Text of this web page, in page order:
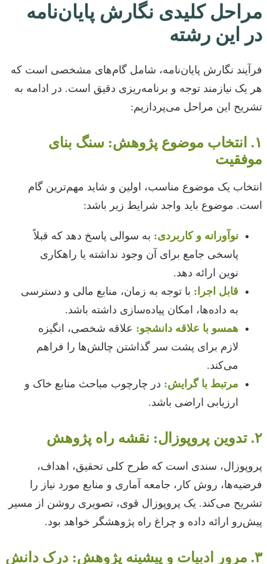
مراحل کلیدی نگارش پایان‌نامه
در این رشته
فرآیند نگارش پایان‌نامه، شامل گام‌های مشخصی است که
هر یک نیازمند توجه و برنامه‌ریزی دقیق است. در ادامه به
تشریح این مراحل می‌پردازیم:
۱. انتخاب موضوع پژوهش: سنگ بنای
موفقیت
انتخاب یک موضوع مناسب، اولین و شاید مهم‌ترین گام
است. موضوع باید واجد شرایط زیر باشد:
نوآورانه و کاربردی: به سوالی پاسخ دهد که قبلاً
پاسخی جامع برای آن وجود نداشته یا راهکاری
نوین ارائه دهد.
قابل اجرا: با توجه به زمان، منابع مالی و دسترسی
به داده‌ها، امکان پیاده‌سازی داشته باشد.
همسو با علاقه دانشجو: علاقه شخصی، انگیزه
لازم برای پشت سر گذاشتن چالش‌ها را فراهم
می‌کند.
مرتبط با گرایش: در چارچوب مباحث منابع خاک و
ارزیابی اراضی باشد.
۲. تدوین پروپوزال: نقشه راه پژوهش
پروپوزال، سندی است که طرح کلی تحقیق، اهداف،
فرضیه‌ها، روش کار، جامعه آماری و منابع مورد نیاز را
تشریح می‌کند. یک پروپوزال قوی، تصویری روشن از مسیر
پیش‌رو ارائه داده و چراغ راه پژوهشگر خواهد بود.
۳. مرور ادبیات و پیشینه پژوهش: درک دانش